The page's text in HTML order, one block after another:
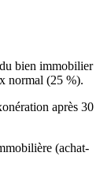
bien immobilier
normal (25 %).
après 30
(achat-